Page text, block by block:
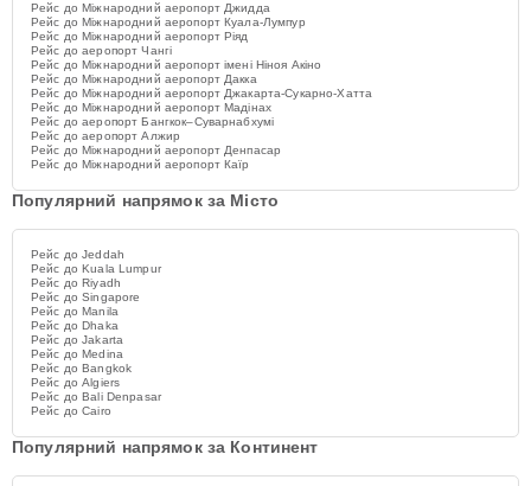
Рейс до Міжнародний аеропорт Джидда
Рейс до Міжнародний аеропорт Куала-Лумпур
Рейс до Міжнародний аеропорт Ріяд
Рейс до аеропорт Чангі
Рейс до Міжнародний аеропорт імені Ніноя Акіно
Рейс до Міжнародний аеропорт Дакка
Рейс до Міжнародний аеропорт Джакарта-Сукарно-Хатта
Рейс до Міжнародний аеропорт Мадінах
Рейс до аеропорт Бангкок–Суварнабхумі
Рейс до аеропорт Алжир
Рейс до Міжнародний аеропорт Денпасар
Рейс до Міжнародний аеропорт Каїр
Популярний напрямок за Місто
Рейс до Jeddah
Рейс до Kuala Lumpur
Рейс до Riyadh
Рейс до Singapore
Рейс до Manila
Рейс до Dhaka
Рейс до Jakarta
Рейс до Medina
Рейс до Bangkok
Рейс до Algiers
Рейс до Bali Denpasar
Рейс до Cairo
Популярний напрямок за Континент